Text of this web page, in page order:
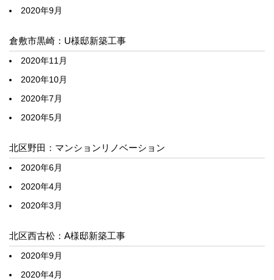
2020年9月
倉敷市黒崎：U様邸新築工事
2020年11月
2020年10月
2020年7月
2020年5月
北区野田：マンションリノベーション
2020年6月
2020年4月
2020年3月
北区西古松：A様邸新築工事
2020年9月
2020年4月